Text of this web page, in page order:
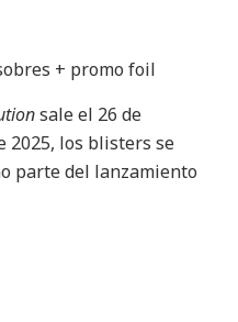
+ promo foil
sale el 26 de
2025, los blisters se
parte del lanzamiento